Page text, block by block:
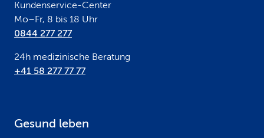
Kundenservice-Center
Mo–Fr, 8 bis 18 Uhr
0844 277 277
24h medizinische Beratung
+41 58 277 77 77
Gesund leben